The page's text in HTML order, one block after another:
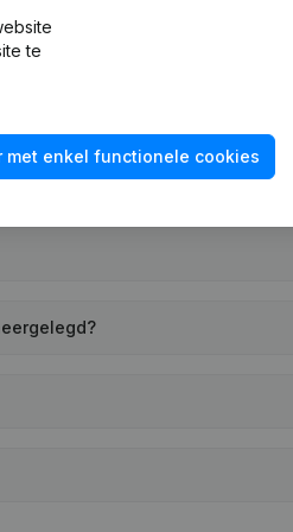
te
met enkel functionele cookies